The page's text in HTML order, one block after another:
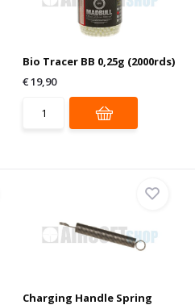
Bio Tracer BB 0,25g (2000rds)
€ 19,90
Charging Handle Spring